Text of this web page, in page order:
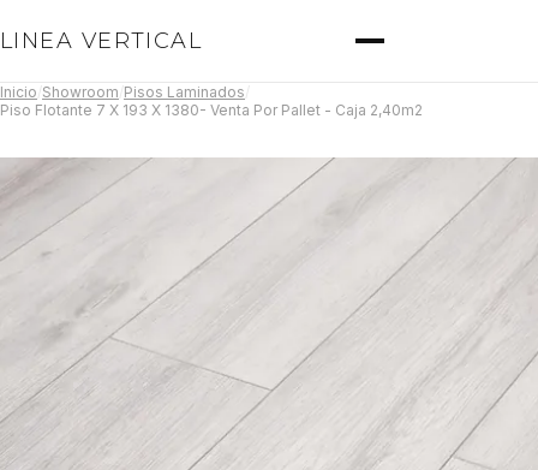
LINEA VERTICAL
Inicio Showroom Pisos Laminados
Piso Flotante 7 X 193 X 1380- Venta Por Pallet - Caja 2,40m2